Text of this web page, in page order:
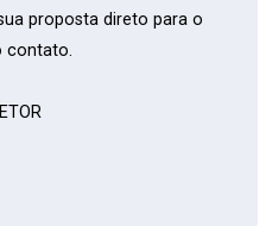
proposta direto para o
contato.